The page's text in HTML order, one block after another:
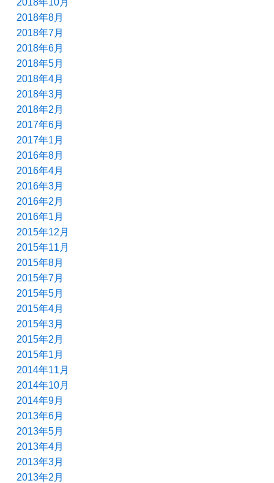
2018年8月
2018年7月
2018年6月
2018年5月
2018年4月
2018年3月
2018年2月
2017年6月
2017年1月
2016年8月
2016年4月
2016年3月
2016年2月
2016年1月
2015年12月
2015年11月
2015年8月
2015年7月
2015年5月
2015年4月
2015年3月
2015年2月
2015年1月
2014年11月
2014年10月
2014年9月
2013年6月
2013年5月
2013年4月
2013年3月
2013年2月